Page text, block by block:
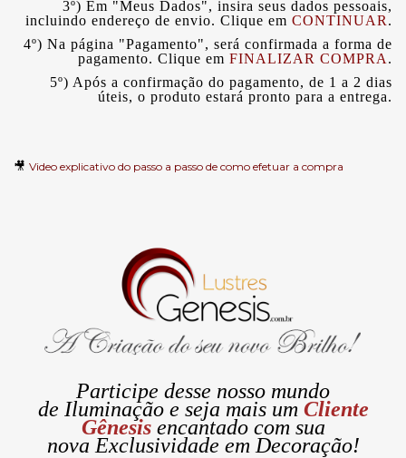
3º) Em "Meus Dados", insira seus dados pessoais,
incluindo endereço de envio. Clique em CONTINUAR .
4º) Na página "Pagamento", será confirmada a forma de
pagamento. Clique em FINALIZAR COMPRA .
5º) Após a confirmação do pagamento, de 1 a 2 dias
úteis, o produto estará pronto para a entrega.
🎥 Video explicativo do passo a passo de como efetuar a compra
Participe desse nosso mundo
de Iluminaçãoe seja mais um Cliente
Gênesis encantado com sua
nova Exclusividade em Decoração!